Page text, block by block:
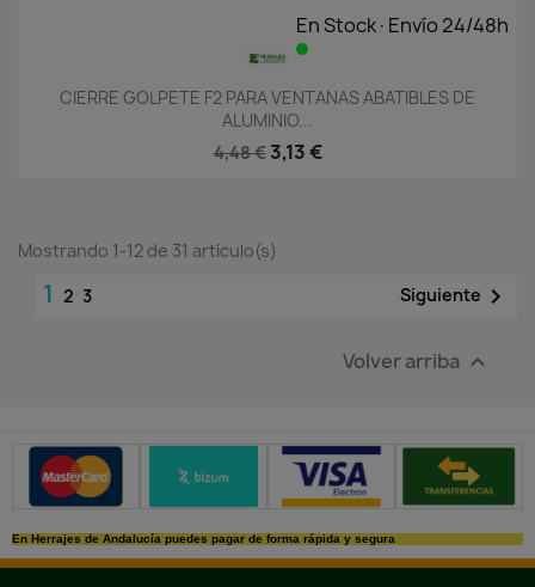
En Stock·Envío 24/48h
CIERRE GOLPETE F2 PARA VENTANAS ABATIBLES DE
ALUMINIO...
4,48 € 3,13 €
Mostrando 1-12 de 31 artículo(s)
1 2 3 Siguiente 
Volver arriba 
Métodos de pago seguros
En Herrajes de Andalucía puedes pagar de forma rápida y segura